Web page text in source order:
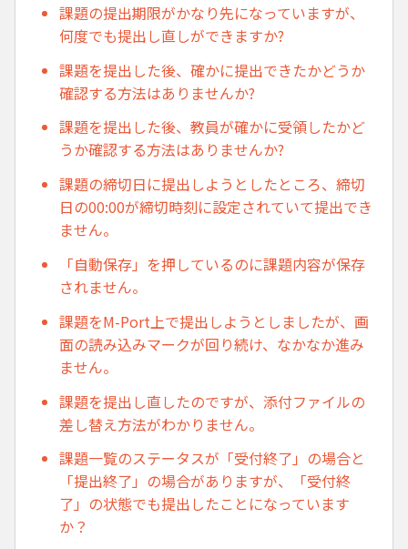
課題の提出期限がかなり先になっていますが、
何度でも提出し直しができますか?
課題を提出した後、確かに提出できたかどうか
確認する方法はありませんか?
課題を提出した後、教員が確かに受領したかど
うか確認する方法はありませんか?
課題の締切日に提出しようとしたところ、締切
日の00:00が締切時刻に設定されていて提出でき
ません。
「自動保存」を押しているのに課題内容が保存
されません。
課題をM-Port上で提出しようとしましたが、画
面の読み込みマークが回り続け、なかなか進み
ません。
課題を提出し直したのですが、添付ファイルの
差し替え方法がわかりません。
課題一覧のステータスが「受付終了」の場合と
「提出終了」の場合がありますが、「受付終
了」の状態でも提出したことになっています
か？